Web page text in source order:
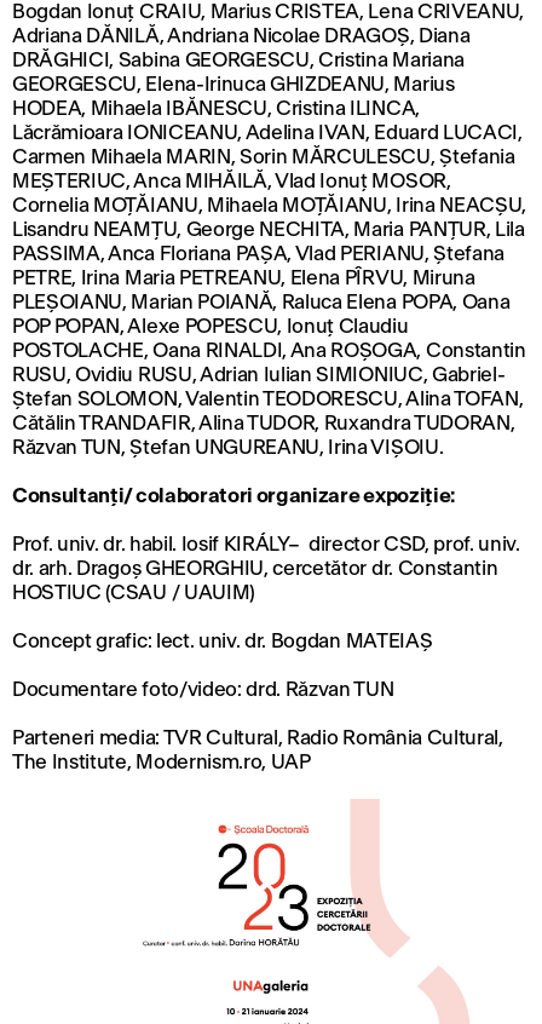
Bogdan Ionuț CRAIU, Marius CRISTEA, Lena CRIVEANU,
Adriana DĂNILĂ, Andriana Nicolae DRAGOȘ, Diana
DRĂGHICI, Sabina GEORGESCU, Cristina Mariana
GEORGESCU, Elena-Irinuca GHIZDEANU, Marius
HODEA, Mihaela IBĂNESCU, Cristina ILINCA,
Lăcrămioara IONICEANU, Adelina IVAN, Eduard LUCACI,
Carmen Mihaela MARIN, Sorin MĂRCULESCU, Ștefania
MEȘTERIUC, Anca MIHĂILĂ, Vlad Ionuț MOSOR,
Cornelia MOȚĂIANU, Mihaela MOȚĂIANU, Irina NEACȘU,
Lisandru NEAMȚU, George NECHITA, Maria PANȚUR, Lila
PASSIMA, Anca Floriana PAȘA, Vlad PERIANU, Ștefana
PETRE, Irina Maria PETREANU, Elena PÎRVU, Miruna
PLEȘOIANU, Marian POIANĂ, Raluca Elena POPA, Oana
POP POPAN, Alexe POPESCU, Ionuț Claudiu
POSTOLACHE, Oana RINALDI, Ana ROȘOGA, Constantin
RUSU, Ovidiu RUSU, Adrian Iulian SIMIONIUC, Gabriel-
Ștefan SOLOMON, Valentin TEODORESCU, Alina TOFAN,
Cătălin TRANDAFIR, Alina TUDOR, Ruxandra TUDORAN,
Răzvan TUN, Ștefan UNGUREANU, Irina VIȘOIU.
Consultanți/ colaboratori organizare expoziție:
Prof. univ. dr. habil. Iosif KIRÁLY– director CSD, prof. univ.
dr. arh. Dragoș GHEORGHIU, cercetător dr. Constantin
HOSTIUC (CSAU / UAUIM)
Concept grafic: lect. univ. dr. Bogdan MATEIAȘ
Documentare foto/video: drd. Răzvan TUN
Parteneri media: TVR Cultural, Radio România Cultural,
The Institute, Modernism.ro, UAP